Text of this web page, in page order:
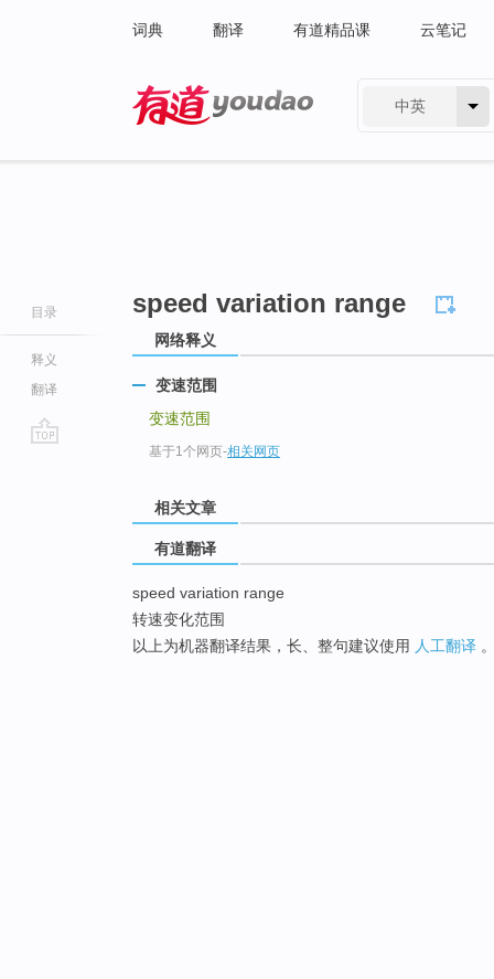
词典 翻译 有道精品课 云笔记
中英
目录
释义
翻译
speed variation range
网络释义
变速范围
变速范围
基于1个网页-相关网页
相关文章
有道翻译
speed variation range
转速变化范围
以上为机器翻译结果，长、整句建议使用 人工翻译